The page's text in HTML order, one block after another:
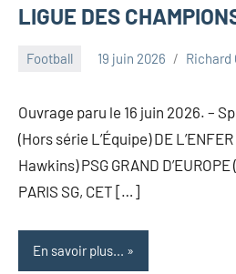
LIGUE DES
Football 19 juin 2026 Richard
Ouvrage paru le 16 juin 2026. –
(Hors série L’Équipe) DE
Hawkins) PSG GRAND
PARIS SG, CET […]
En savoir plus...